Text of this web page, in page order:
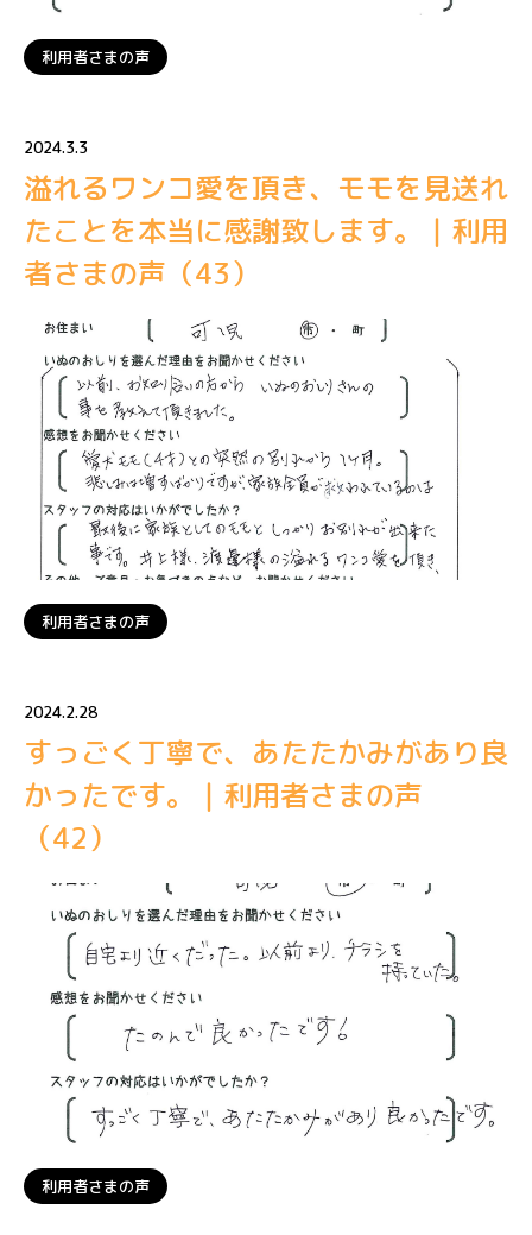
利用者さまの声
2024.3.3
溢れるワンコ愛を頂き、モモを見送れ
たことを本当に感謝致します。｜利用
者さまの声（43）
利用者さまの声
2024.2.28
すっごく丁寧で、あたたかみがあり良
かったです。｜利用者さまの声
（42）
利用者さまの声